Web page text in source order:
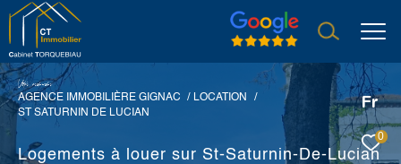
Fr
0
Vore recece
AGENCE IMMOBILIÈRE GIGNAC
LOCATION
ST SATURNIN DE LUCIAN
Logements à louer sur St-Saturnin-De-Lucian